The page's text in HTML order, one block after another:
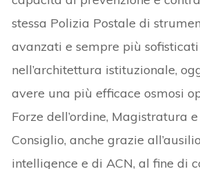
stessa Polizia Postale di
avanzati e sempre più
nell’architettura istituzionale,
avere una più efficace osmosi
Forze dell’ordine, Magistratura
Consiglio, anche grazie
intelligence e di ACN, al fine di